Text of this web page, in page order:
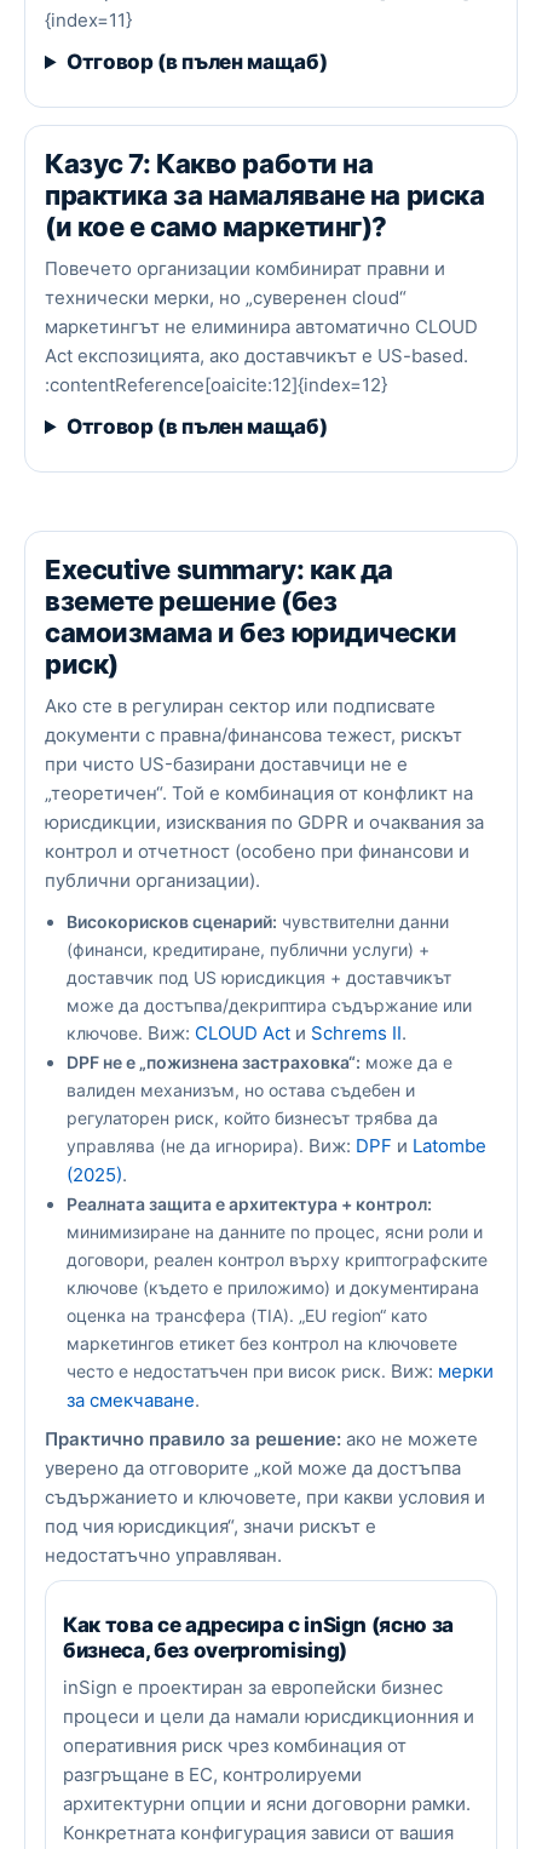
{index=11}
Отговор (в пълен мащаб)
Казус 7: Какво работи на
практика за намаляване на риска
(и кое е само маркетинг)?
Повечето организации комбинират правни и
технически мерки, но „суверенен cloud“
маркетингът не елиминира автоматично CLOUD
Act експозицията, ако доставчикът е US-based.
:contentReference[oaicite:12]{index=12}
Отговор (в пълен мащаб)
Executive summary: как да
вземете решение (без
самоизмама и без юридически
риск)
Ако сте в регулиран сектор или подписвате
документи с правна/финансова тежест, рискът
при чисто US-базирани доставчици не е
„теоретичен“. Той е комбинация от конфликт на
юрисдикции, изисквания по GDPR и очаквания за
контрол и отчетност (особено при финансови и
публични организации).
Високорисков сценарий: чувствителни данни
(финанси, кредитиране, публични услуги) +
доставчик под US юрисдикция + доставчикът
може да достъпва/декриптира съдържание или
ключове. Виж: CLOUD Act и Schrems II.
DPF не е „пожизнена застраховка“: може да е
валиден механизъм, но остава съдебен и
регулаторен риск, който бизнесът трябва да
управлява (не да игнорира). Виж: DPF и Latombe
(2025).
Реалната защита е архитектура + контрол:
минимизиране на данните по процес, ясни роли и
договори, реален контрол върху криптографските
ключове (където е приложимо) и документирана
оценка на трансфера (TIA). „EU region“ като
маркетингов етикет без контрол на ключовете
често е недостатъчен при висок риск. Виж: мерки
за смекчаване.
Практично правило за решение: ако не можете
уверено да отговорите „кой може да достъпва
съдържанието и ключовете, при какви условия и
под чия юрисдикция“, значи рискът е
недостатъчно управляван.
Как това се адресира с inSign (ясно за
бизнеса, без overpromising)
inSign е проектиран за европейски бизнес
процеси и цели да намали юрисдикционния и
оперативния риск чрез комбинация от
разгръщане в ЕС, контролируеми
архитектурни опции и ясни договорни рамки.
Конкретната конфигурация зависи от вашия